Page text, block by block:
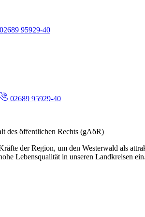
02689 95929-40
02689 95929-40
des öffentlichen Rechts (gAöR)
der Region, um den Westerwald als
Lebensqualität in unseren Landkreisen ein.